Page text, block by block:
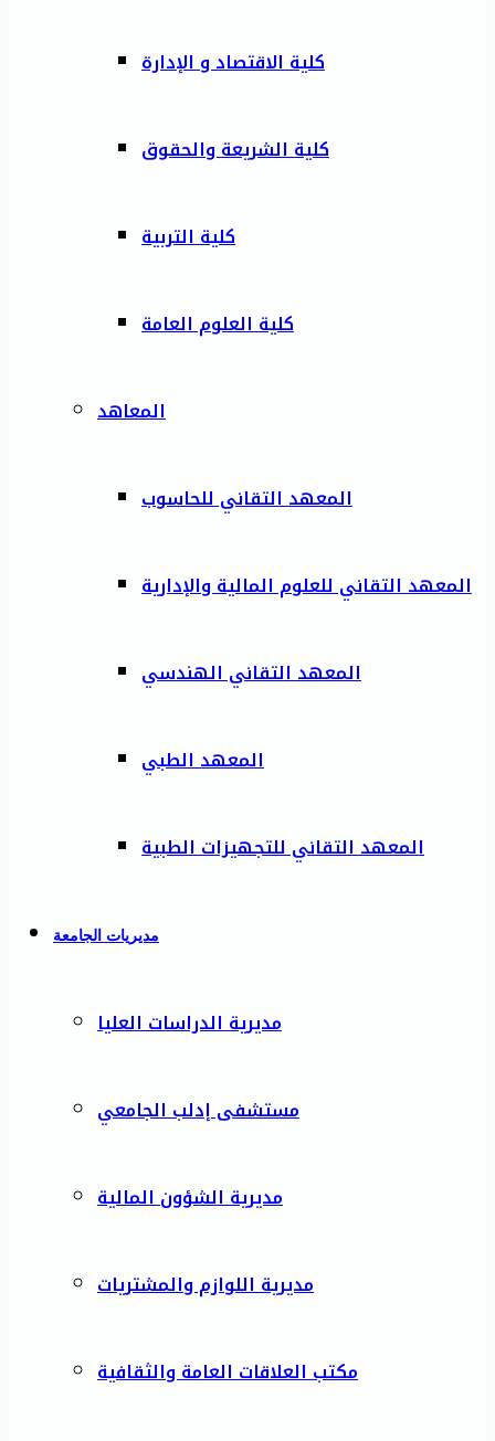
كلية الاقتصاد و الإدارة
كلية الشريعة والحقوق
كلية التربية
كلية العلوم العامة
المعاهد
المعهد التقاني للحاسوب
المعهد التقاني للعلوم المالية والإدارية
المعهد التقاني الهندسي
المعهد الطبي
المعهد التقاني للتجهيزات الطبية
مديريات الجامعة
مديرية الدراسات العليا
مستشفى إدلب الجامعي
مديرية الشؤون المالية
مديرية اللوازم والمشتريات
مكتب العلاقات العامة والثقافية